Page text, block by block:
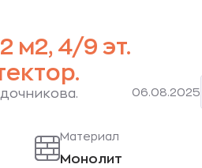
м2, 4/9 эт.
06.08.2025
Материал
Монолит